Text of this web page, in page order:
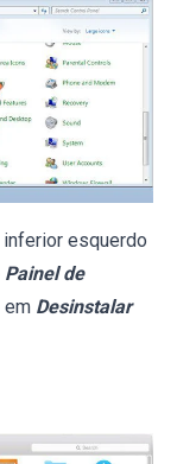
esquerdo
Painel de
em Desinstalar